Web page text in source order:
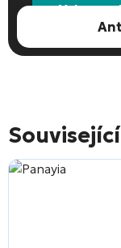
Vyberte